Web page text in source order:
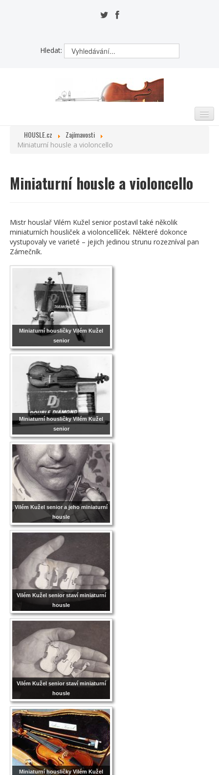
Hledat:
ZAJÍMAVOSTI
HOUSLE.cz Zajímavosti
Miniaturní housle a violoncello
Miniaturní housle a violoncello
Mistr houslař Vilém Kužel senior postavil také několik
miniaturních housliček a violoncellíček. Některé dokonce
vystupovaly ve varieté – jejich jedinou strunu rozezníval pan
Zámečník.
Miniaturní housličky Vilém Kužel
senior
Miniaturní housličky Vilém Kužel
senior
Vilém Kužel senior a jeho miniaturní
housle
Vilém Kužel senior staví miniaturní
housle
Vilém Kužel senior staví miniaturní
housle
Miniaturní housličky Vilém Kužel